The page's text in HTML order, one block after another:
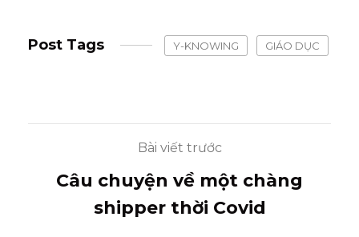
Post Tags Y-KNOWING GIÁO DỤC
Bài viết trước
Câu chuyện về một chàng
shipper thời Covid